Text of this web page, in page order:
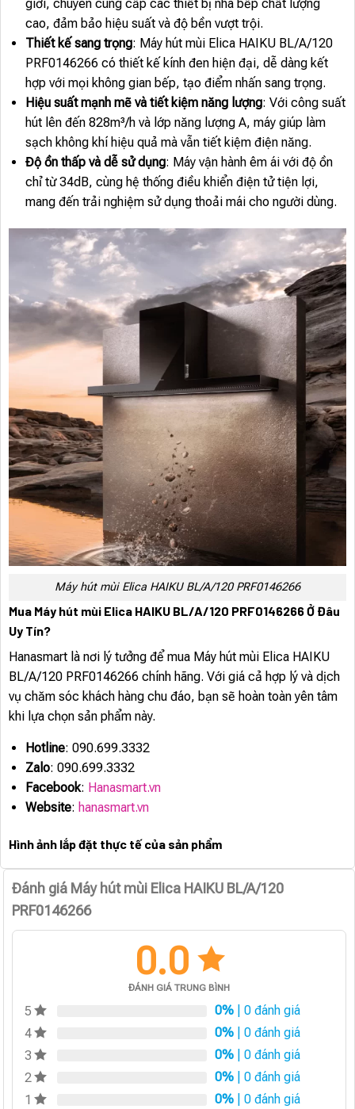
giới, chuyên cung cấp các thiết bị nhà bếp chất lượng
cao, đảm bảo hiệu suất và độ bền vượt trội.
Thiết kế sang trọng: Máy hút mùi Elica HAIKU BL/A/120
PRF0146266 có thiết kế kính đen hiện đại, dễ dàng kết
hợp với mọi không gian bếp, tạo điểm nhấn sang trọng.
Hiệu suất mạnh mẽ và tiết kiệm năng lượng: Với công suất
hút lên đến 828m³/h và lớp năng lượng A, máy giúp làm
sạch không khí hiệu quả mà vẫn tiết kiệm điện năng.
Độ ồn thấp và dễ sử dụng: Máy vận hành êm ái với độ ồn
chỉ từ 34dB, cùng hệ thống điều khiển điện tử tiện lợi,
mang đến trải nghiệm sử dụng thoải mái cho người dùng.
Máy hút mùi Elica HAIKU BL/A/120 PRF0146266
Mua Máy hút mùi Elica HAIKU BL/A/120 PRF0146266 Ở Đâu
Uy Tín?
Hanasmart là nơi lý tưởng để mua Máy hút mùi Elica HAIKU
BL/A/120 PRF0146266 chính hãng. Với giá cả hợp lý và dịch
vụ chăm sóc khách hàng chu đáo, bạn sẽ hoàn toàn yên tâm
khi lựa chọn sản phẩm này.
Hotline: 090.699.3332
Zalo: 090.699.3332
Facebook: Hanasmart.vn
Website: hanasmart.vn
Hình ảnh lắp đặt thực tế của sản phẩm
Đánh giá Máy hút mùi Elica HAIKU BL/A/120
PRF0146266
0.0
ĐÁNH GIÁ TRUNG BÌNH
5 0% | 0 đánh giá
4
0% | 0 đánh giá
3
0% | 0 đánh giá
2
0% | 0 đánh giá
1
0% | 0 đánh giá